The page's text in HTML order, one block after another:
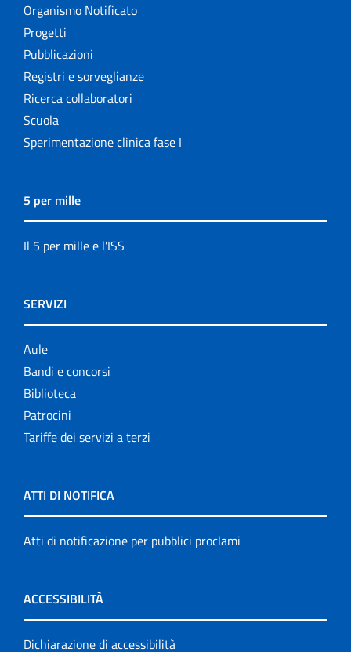
Organismo Notificato
Progetti
Pubblicazioni
Registri e sorveglianze
Ricerca collaboratori
Scuola
Sperimentazione clinica fase I
5 per mille
Il 5 per mille e l'ISS
SERVIZI
Aule
Bandi e concorsi
Biblioteca
Patrocini
Tariffe dei servizi a terzi
ATTI DI NOTIFICA
Atti di notificazione per pubblici proclami
ACCESSIBILITÀ
Dichiarazione di accessibilità